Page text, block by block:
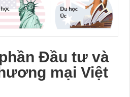
Đầu tư và
mại Việt